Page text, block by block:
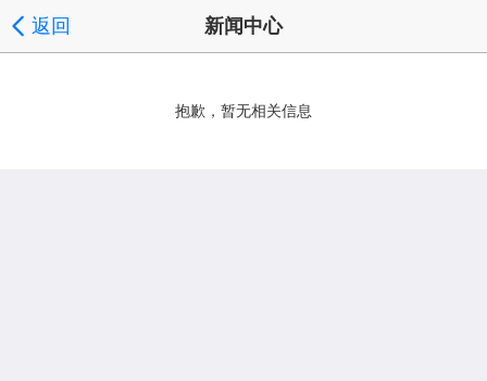
返回 新闻中心
抱歉，暂无相关信息